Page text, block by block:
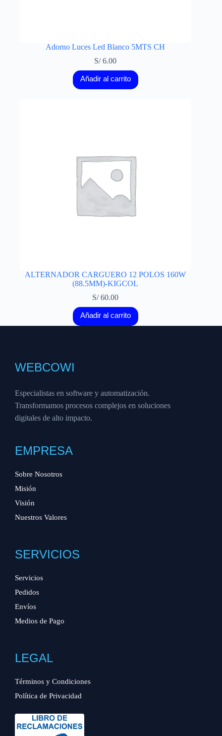
Adorno Luces Led Blanco 5MTS CH
S/6.00
Añadir al carrito
ALTERNADOR CARGUERO 12 POLOS 160W
(88.5MM)-KIGCOL
S/60.00
Añadir al carrito
WEBCOWI
Especialistas en software y automatización.
Transformamos procesos complejos en soluciones
digitales de alto impacto.
EMPRESA
Sobre Nosotros
Misión
Visión
Nuestros Valores
SERVICIOS
Servicios
Pedidos
Envíos
Medios de Pago
LEGAL
Términos y Condiciones
Política de Privacidad